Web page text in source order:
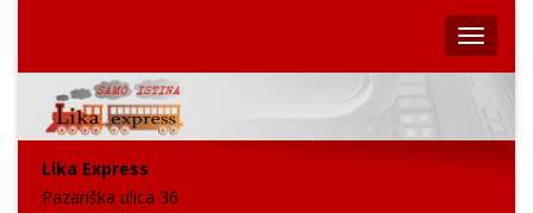
Lika Express
Pazariška ulica 36